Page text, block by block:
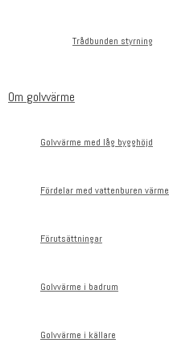
Trådbunden styrning
Om golvvärme
Golvvärme med låg bygghöjd
Fördelar med vattenburen värme
Förutsättningar
Golvvärme i badrum
Golvvärme i källare